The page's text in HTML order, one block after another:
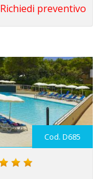
Richiedi preventivo
Cod. D685